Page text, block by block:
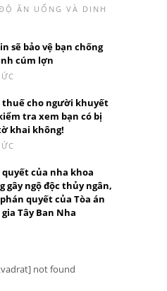
ĂN UỐNG VÀ DINH
sẽ bảo vệ bạn chống
cúm lợn
thuế cho người khuyết
tra xem bạn có bị
khai không!
quyết của nha khoa
gây ngộ độc thủy ngân,
quyết của Tòa án
Tây Ban Nha
not found